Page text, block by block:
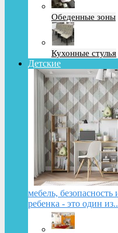
Обеденные зоны
Кухонные стулья
Детские
мебель,
ребенка - это один из..